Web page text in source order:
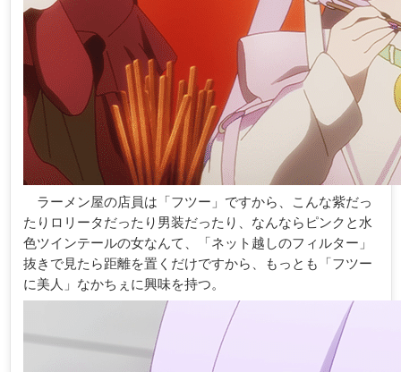
ラーメン屋の店員は「フツー」ですから、こんな紫だっ
たりロリータだったり男装だったり、なんならピンクと水
色ツインテールの女なんて、「ネット越しのフィルター」
抜きで見たら距離を置くだけですから、もっとも「フツー
に美人」なかちぇに興味を持つ。